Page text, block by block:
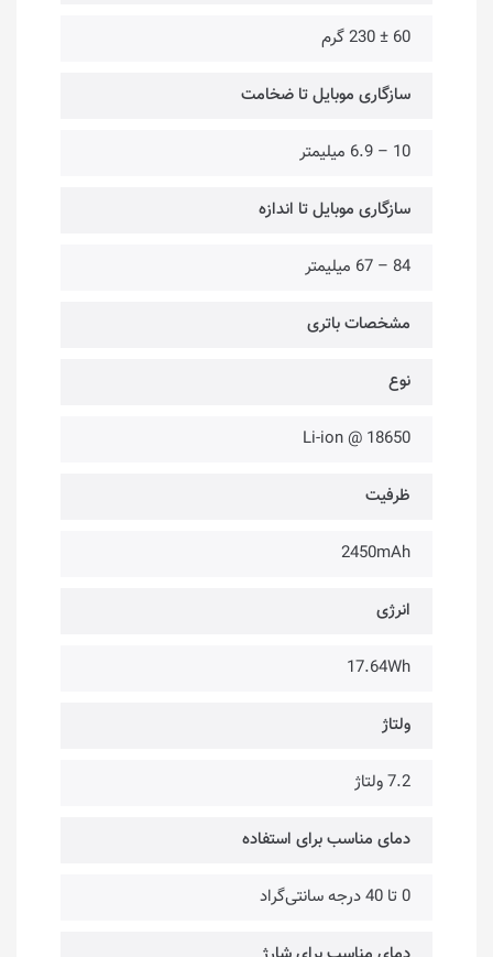
60 ± 230 گرم
سازگاری موبایل تا ضخامت
10 – 6.9 میلیمتر
سازگاری موبایل تا اندازه
84 – 67 میلیمتر
مشخصات باتری
نوع
18650 @ Li-ion
ظرفیت
2450mAh
انرژی
17.64Wh
ولتاژ
7.2 ولتاژ
دمای مناسب برای استفاده
0 تا 40 درجه سانتی‌گراد